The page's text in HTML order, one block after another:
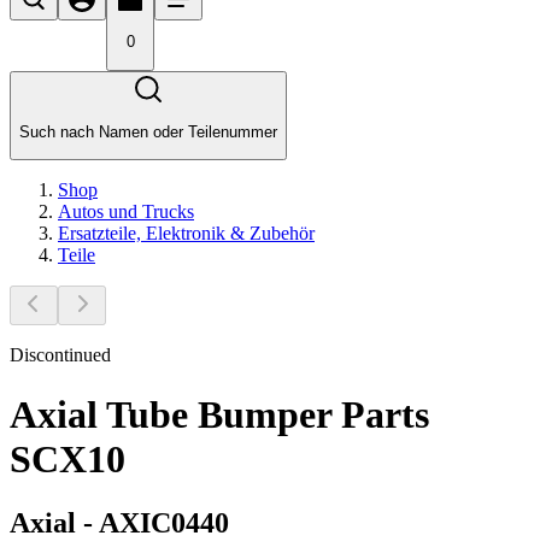
0
Such nach Namen oder Teilenummer
Shop
Autos und Trucks
Ersatzteile, Elektronik & Zubehör
Teile
Discontinued
Axial Tube Bumper Parts
SCX10
Axial - AXIC0440